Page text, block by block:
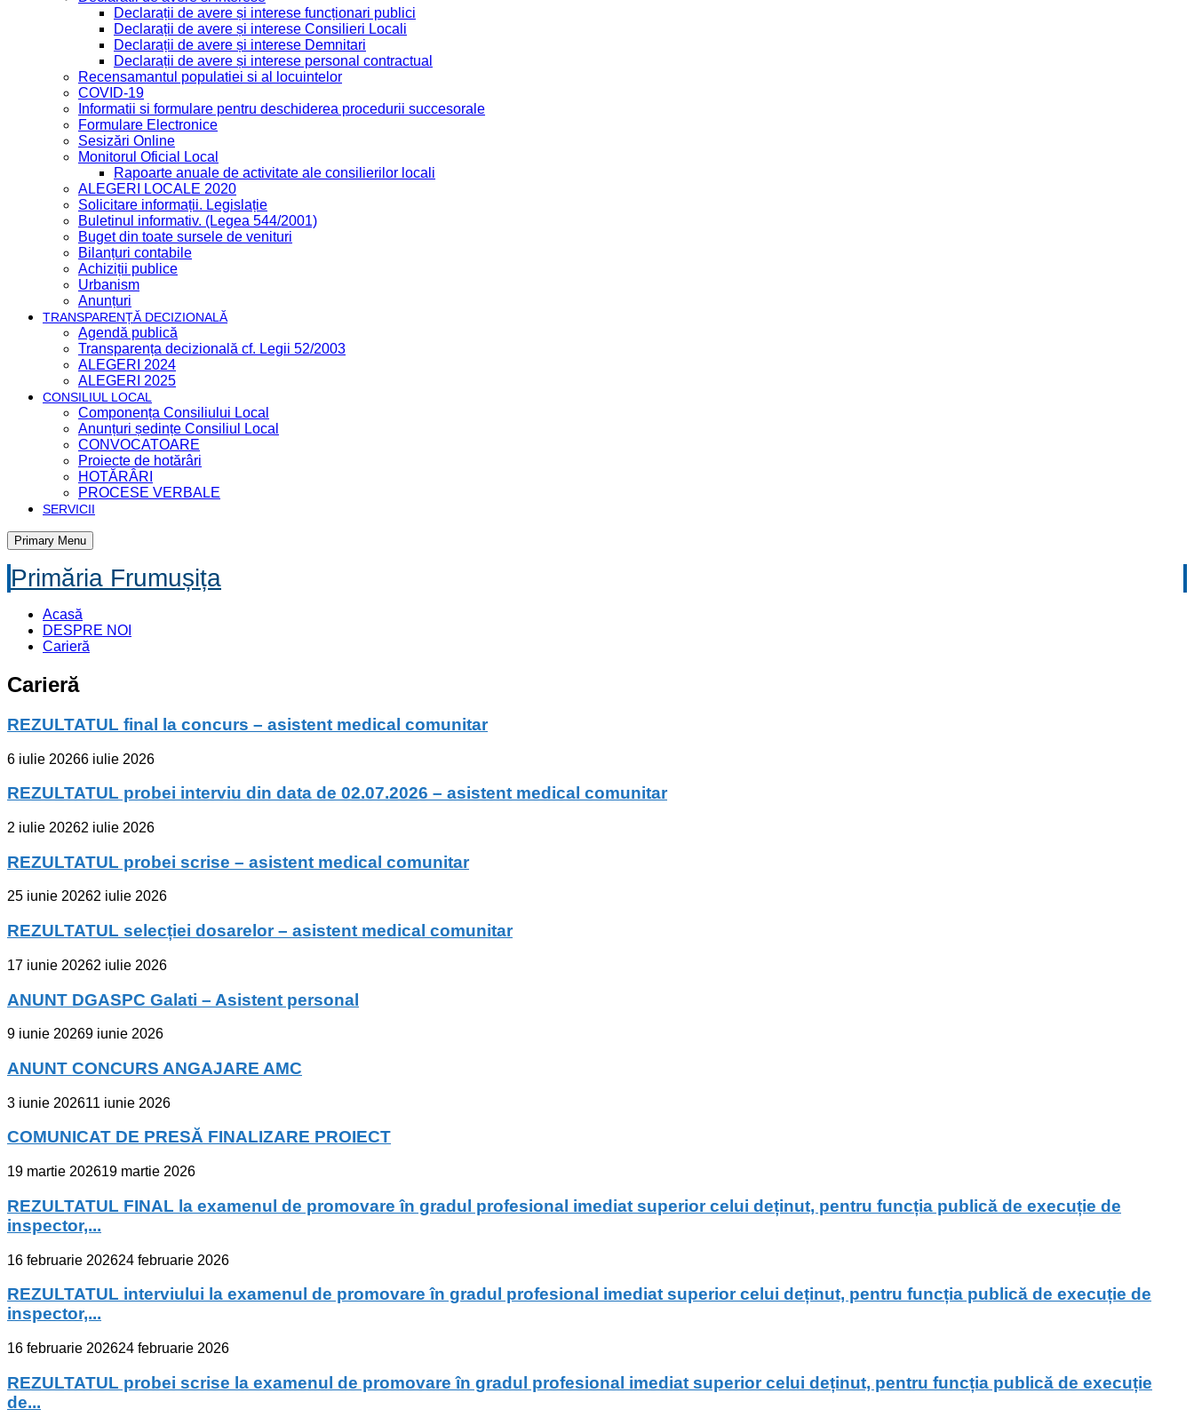
Declarații de avere și interese funcționari publici
Declarații de avere și interese Consilieri Locali
Declarații de avere și interese Demnitari
Declarații de avere și interese personal contractual
Recensamantul populatiei si al locuintelor
COVID-19
Informatii si formulare pentru deschiderea procedurii succesorale
Formulare Electronice
Sesizări Online
Monitorul Oficial Local
Rapoarte anuale de activitate ale consilierilor locali
ALEGERI LOCALE 2020
Solicitare informații. Legislație
Buletinul informativ. (Legea 544/2001)
Buget din toate sursele de venituri
Bilanțuri contabile
Achiziții publice
Urbanism
Anunțuri
TRANSPARENȚĂ DECIZIONALĂ
Agendă publică
Transparența decizională cf. Legii 52/2003
ALEGERI 2024
ALEGERI 2025
CONSILIUL LOCAL
Componența Consiliului Local
Anunțuri ședințe Consiliul Local
CONVOCATOARE
Proiecte de hotărâri
HOTĂRÂRI
PROCESE VERBALE
SERVICII
Primary Menu
Primăria Frumușița
Acasă
DESPRE NOI
Carieră
Carieră
REZULTATUL final la concurs – asistent medical comunitar
6 iulie 20266 iulie 2026
REZULTATUL probei interviu din data de 02.07.2026 – asistent medical comunitar
2 iulie 20262 iulie 2026
REZULTATUL probei scrise – asistent medical comunitar
25 iunie 20262 iulie 2026
REZULTATUL selecției dosarelor – asistent medical comunitar
17 iunie 20262 iulie 2026
ANUNT DGASPC Galati – Asistent personal
9 iunie 20269 iunie 2026
ANUNT CONCURS ANGAJARE AMC
3 iunie 202611 iunie 2026
COMUNICAT DE PRESĂ FINALIZARE PROIECT
19 martie 202619 martie 2026
REZULTATUL FINAL la examenul de promovare în gradul profesional imediat superior celui deținut, pentru funcția publică de execuție de
inspector,...
16 februarie 202624 februarie 2026
REZULTATUL interviului la examenul de promovare în gradul profesional imediat superior celui deținut, pentru funcția publică de execuție de
inspector,...
16 februarie 202624 februarie 2026
REZULTATUL probei scrise la examenul de promovare în gradul profesional imediat superior celui deținut, pentru funcția publică de execuție
de...